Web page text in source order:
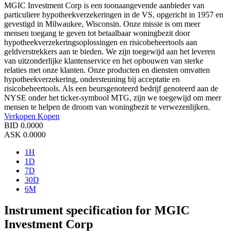
MGIC Investment Corp is een toonaangevende aanbieder van
particuliere hypotheekverzekeringen in de VS, opgericht in 1957 en
gevestigd in Milwaukee, Wisconsin. Onze missie is om meer
mensen toegang te geven tot betaalbaar woningbezit door
hypotheekverzekeringsoplossingen en risicobeheertools aan
geldverstrekkers aan te bieden. We zijn toegewijd aan het leveren
van uitzonderlijke klantenservice en het opbouwen van sterke
relaties met onze klanten. Onze producten en diensten omvatten
hypotheekverzekering, ondersteuning bij acceptatie en
risicobeheertools. Als een beursgenoteerd bedrijf genoteerd aan de
NYSE onder het ticker-symbool MTG, zijn we toegewijd om meer
mensen te helpen de droom van woningbezit te verwezenlijken.
Verkopen Kopen
BID 0.0000
ASK 0.0000
1H
1D
7D
30D
6M
Instrument specification for MGIC
Investment Corp